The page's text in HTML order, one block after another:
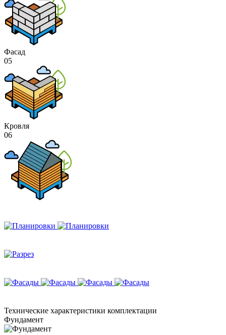
Фасад
05
Кровля
06
Технические характеристики комплектации
Фундамент